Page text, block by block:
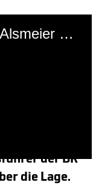
01:40 | Wegen Corona: Alsmeier bangt um ihre Fans
Habermeier
der BR
die Lage.